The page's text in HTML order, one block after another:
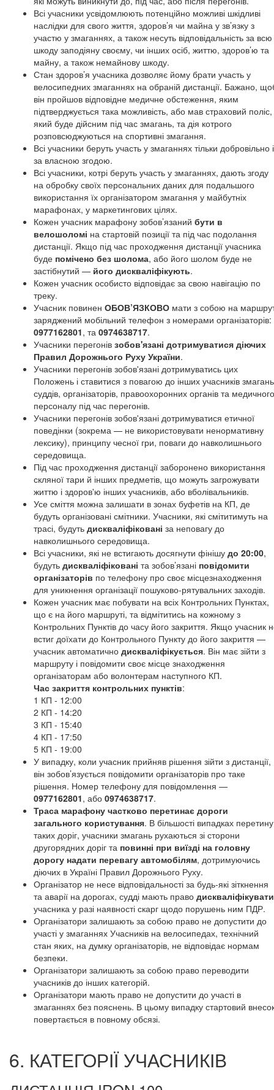
Всі учасники усвідомлюють потенційно можливі шкідливі
наслідки для свого життя, здоров’я чи майна у зв’язку з
участю у змаганнях, а також несуть відповідальність за всю
шкоду заподіяну своєму, чи інших осіб, життю, здоров’ю та
майну, а також немайнову шкоду.
Стан здоров’я учасника дозволяє йому брати участь у
велосипедних змаганнях на обраній дистанції. Бажано,
він пройшов відповідне медичне обстеження, яким
підтверджується така можливість, або мав страховий поліс,
який буде дійсним під час змагань, та дія котрого
розповсюджуються на спортивні змагання.
Всі учасники беруть участь у змаганнях тільки добровільно і
за власною згодою.
Всі учасники, котрі беруть участь у змаганнях, дають згоду
на обробку своїх персональних даних для подальшого
використання їх організатором змагання у майбутніх
марафонах, у маркетингових цілях.
Кожен учасник марафону зобов’язаний бути в
велошоломі на стартовій позиції та під час подолання
дистанції. Якщо під час проходження дистанції учасника
буде помічено без шолома, або його шолом буде не
застібнутий — його дискваліфікують.
Кожен учасник особисто відповідає за свою навігацію по
треку.
Учасник повинен ОБОВ’ЯЗКОВО мати з собою на
заряджений мобільний телефон з номерами організаторів:
0977162801, та 0974638717.
Учасники перегонів зобов'язані дотримуватися діючих
Правил Дорожнього Руху України.
Учасники перегонів зобов'язані дотримуватись цих
Положень і ставитися з повагою до інших учасників
суддів, організаторів, правоохоронних органів та медичного
персоналу під час перегонів.
Учасники перегонів зобов'язані дотримуватися етичної
поведінки (зокрема — не використовувати ненормативну
лексику), принципу чесної гри, поваги до навколишнього
середовища.
Під час проходження дистанції заборонено використання
скляної тари й інших предметів, що можуть загрожувати
життю і здоров'ю інших учасників, або вболівальників.
Усе сміття можна залишати в зонах буфетів на КП, де
будуть організовані смітники. Учасники, які смітитимуть на
трасі, будуть дискваліфіковані за неповагу до
навколишнього середовища.
Всі учасники, які не встигають досягнути фінішу до 20:00,
будуть дискваліфіковані та зобов’язані повідомити
організаторів по телефону про своє місцезнаходження
для уникнення організації пошуково-рятувальних заходів.
Кожен учасник має побувати на всіх Контрольних Пунктах,
що є на його маршруті, та відмітитись на кожному з
Контрольних Пунктів до часу його закриття. Якщо учасник
встиг доїхати до Контрольного Пункту до його закриття —
учасник автоматично дискваліфікується. Він має зійти з
маршруту і повідомити своє місце знаходження
організаторам або волонтерам наступного КП.
Час закриття контрольних пунктів:
1 КП - 12:00
2 КП - 14:20
3 КП - 15:40
4 КП - 17:50
5 КП - 19:00
У випадку, коли учасник прийняв рішення зійти з дистанції,
він зобов’язується повідомити організаторів про таке
рішення. Номер телефону для повідомлення —
0977162801, або 0974638717.
Траса марафону частково перетинає дороги
загального користування. В більшості випадках перетину
таких доріг, учасники змагань рухаються зі сторони
другорядних доріг та повинні при виїзді на головну
дорогу надати перевагу автомобілям, дотримуючись
діючих в Україні Правил Дорожнього Руху.
Організатор не несе відповідальності за будь-які зіткнення
та аварії на дорогах, судді мають право дискваліфікувати
учасника у разі наявності скарг щодо порушень ним ПДР.
Організатори залишають за собою право не допустити до
участі у змаганнях Учасників на велосипедах, технічний
стан яких, на думку організаторів, не відповідає нормам
безпеки.
Організатори залишають за собою право переводити
учасників до інших категорій.
Організатори мають право не допустити до участі в
змаганнях без пояснень. В цьому випадку стартовий
повертається в повному обсязі.
6. КАТЕГОРІЇ УЧАСНИКІВ